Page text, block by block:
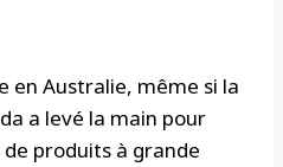
en Australie, même si la
a levé la main pour
produits à grande